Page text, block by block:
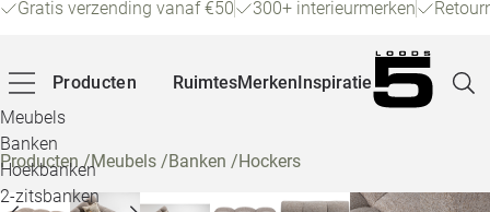
Gratis verzending vanaf €50 300+ interieurmerken
Producten
Meubels
Banken
Hoekbanken
2-zitsbanken
RuimtesMerkenInspiratie
Producten/Meubels /Banken /Hockers